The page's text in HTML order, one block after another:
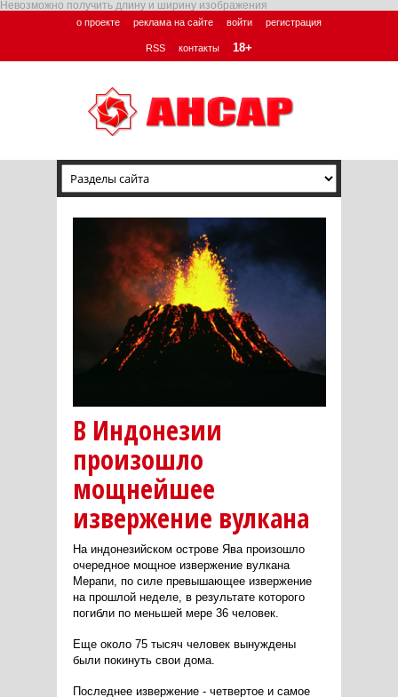
Невозможно получить длину и ширину изображения
о проекте реклама на сайте войти регистрация
RSS контакты 18+
В Индонезии
произошло
мощнейшее
извержение вулкана
На индонезийском острове Ява произошло
очередное мощное извержение вулкана
Мерапи, по силе превышающее извержение
на прошлой неделе, в результате которого
погибли по меньшей мере 36 человек.
Еще около 75 тысяч человек вынуждены
были покинуть свои дома.
Последнее извержение - четвертое и самое